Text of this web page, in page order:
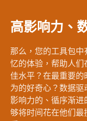
高影响力、
那么，您的工具包
忆的体验，帮助人
佳水平？在最重要
为的好奇心？数据
影响力的、循序渐
够将时间花在他们